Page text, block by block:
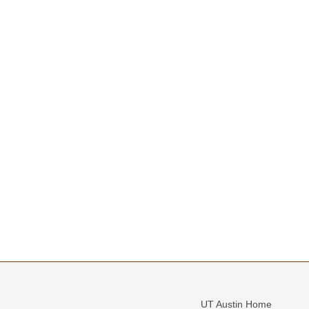
UT Austin Home